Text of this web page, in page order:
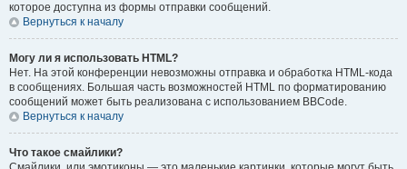
которое доступна из формы отправки сообщений.
Вернуться к началу
Могу ли я использовать HTML?
Нет. На этой конференции невозможны отправка и обработка HTML-кода
в сообщениях. Большая часть возможностей HTML по форматированию
сообщений может быть реализована с использованием BBCode.
Вернуться к началу
Что такое смайлики?